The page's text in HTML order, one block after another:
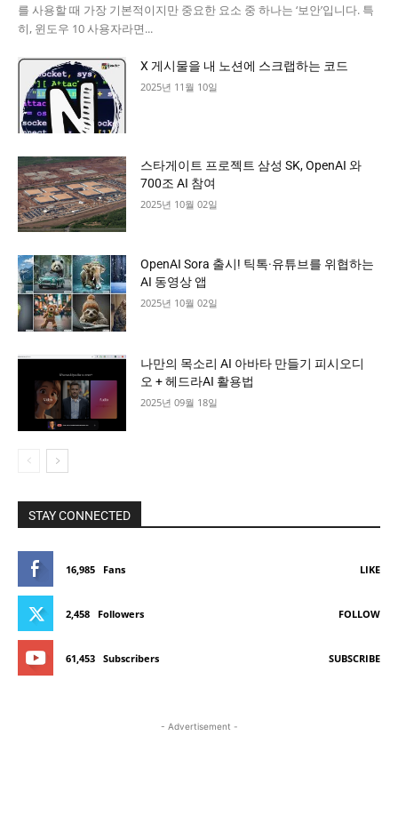
를 사용할 때 가장 기본적이지만 중요한 요소 중 하나는 ‘보안’입니다. 특
히, 윈도우 10 사용자라면...
X 게시물을 내 노션에 스크랩하는 코드
2025년 11월 10일
스타게이트 프로젝트 삼성 SK, OpenAI 와
700조 AI 참여
2025년 10월 02일
OpenAI Sora 출시! 틱톡·유튜브를 위협하는
AI 동영상 앱
2025년 10월 02일
나만의 목소리 AI 아바타 만들기 피시오디
오 + 헤드라AI 활용법
2025년 09월 18일
STAY CONNECTED
16,985 Fans LIKE
2,458 Followers FOLLOW
61,453 Subscribers SUBSCRIBE
- Advertisement -